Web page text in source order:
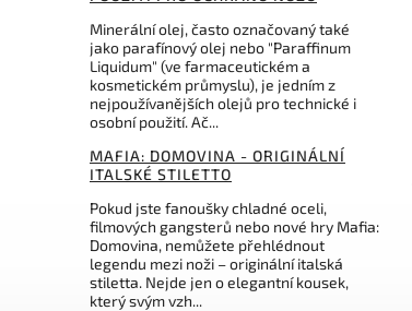
Minerální olej, často označovaný také
jako parafínový olej nebo "Paraffinum
Liquidum" (ve farmaceutickém a
kosmetickém průmyslu), je jedním z
nejpoužívanějších olejů pro technické i
osobní použití. Ač...
MAFIA: DOMOVINA - ORIGINÁLNÍ
ITALSKÉ STILETTO
Pokud jste fanoušky chladné oceli,
filmových gangsterů nebo nové hry Mafia:
Domovina, nemůžete přehlédnout
legendu mezi noži – originální italská
stiletta. Nejde jen o elegantní kousek,
který svým vzh...